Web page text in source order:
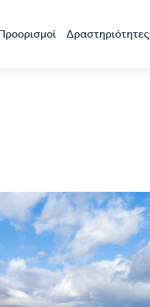
Δραστηριότητες